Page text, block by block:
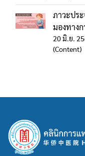
ภาวะปร
มองทาง
20 มิ.ย.
(Content)